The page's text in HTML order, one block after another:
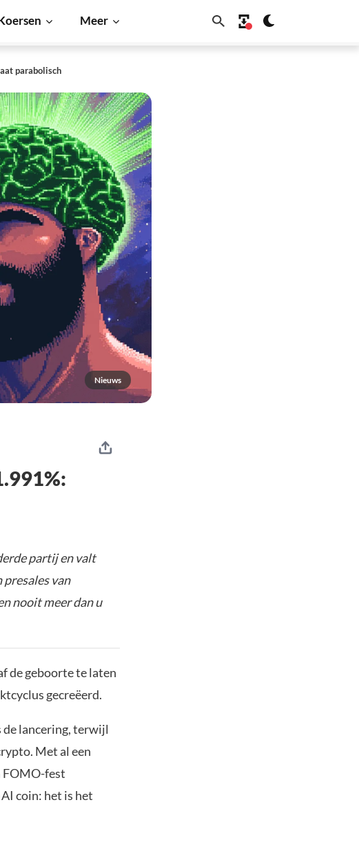
Meer
parabolisch
Nieuws
partij en valt
van
nooit meer dan u
de geboorte te laten
gecreëerd.
de lancering, terwijl
Met al een
FOMO-fest
coin: het is het